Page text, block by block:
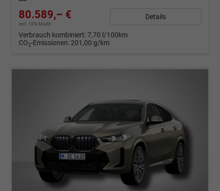
80.589,– €
incl. 19% MwSt.
Details
Verbrauch kombiniert:7,70 l/100km
CO2-Emissionen: 201,00 g/km